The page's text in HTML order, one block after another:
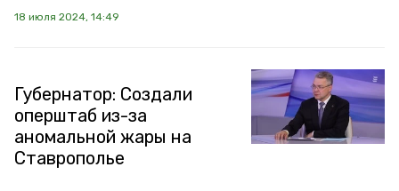
18 июля 2024, 14:49
Губернатор: Создали
оперштаб из-за
аномальной жары на
Ставрополье